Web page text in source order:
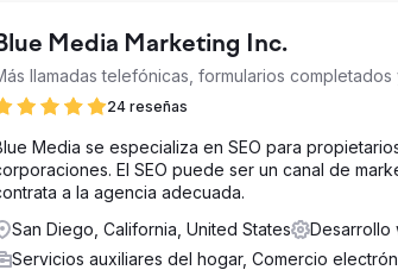
Media Marketing Inc.
llamadas telefónicas, formularios
24 reseñas
Media se especializa en SEO para
El SEO puede ser un canal de
a la agencia adecuada.
San Diego, California, United States
Desarrollo
Servicios auxiliares del hogar, Comercio